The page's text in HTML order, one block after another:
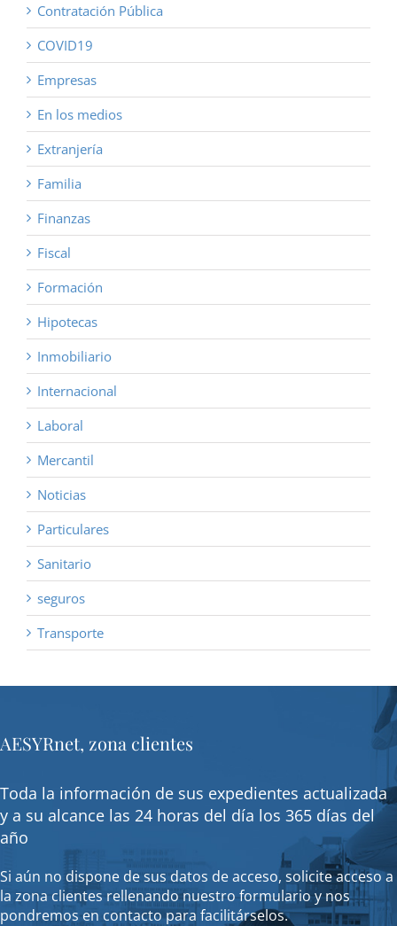
Contratación Pública
COVID19
Empresas
En los medios
Extranjería
Familia
Finanzas
Fiscal
Formación
Hipotecas
Inmobiliario
Internacional
Laboral
Mercantil
Noticias
Particulares
Sanitario
seguros
Transporte
AESYRnet, zona clientes
Toda la información de sus expedientes actualizada
y a su alcance las 24 horas del día los 365 días del
año
Si aún no dispone de sus datos de acceso, solicite acceso a
la zona clientes rellenando nuestro formulario y nos
pondremos en contacto para facilitárselos.